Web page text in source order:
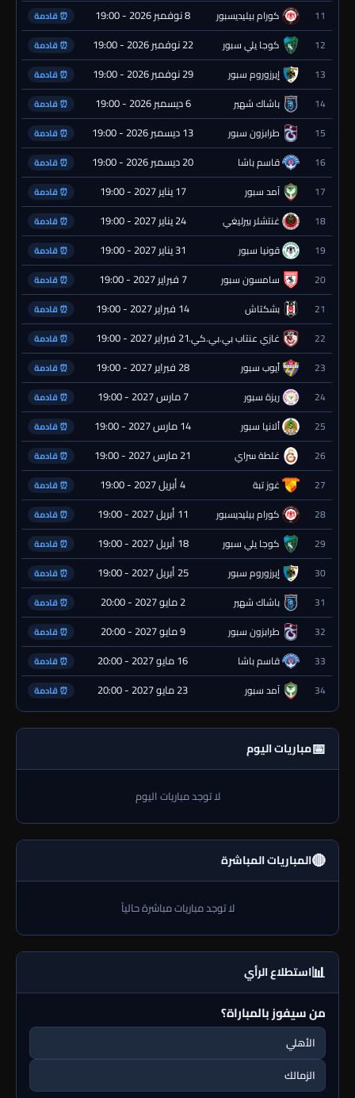
11 كورام بيليديسبور 8 نوفمبر 2026 - 19:00 ⏰ قادمة
12 كوجا يلي سبور 22 نوفمبر 2026 - 19:00 ⏰ قادمة
13 إيرزوروم سبور 29 نوفمبر 2026 - 19:00 ⏰ قادمة
14 باشاك شهير 6 ديسمبر 2026 - 19:00 ⏰ قادمة
15 طرابزون سبور 13 ديسمبر 2026 - 19:00 ⏰ قادمة
16 قاسم باشا 20 ديسمبر 2026 - 19:00 ⏰ قادمة
17 آمد سبور 17 يناير 2027 - 19:00 ⏰ قادمة
18 غنتشلر بيرليغي 24 يناير 2027 - 19:00 ⏰ قادمة
19 قونيا سبور 31 يناير 2027 - 19:00 ⏰ قادمة
20 سامسون سبور 7 فبراير 2027 - 19:00 ⏰ قادمة
21 بشكتاش 14 فبراير 2027 - 19:00 ⏰ قادمة
22 غازي عنتاب بي.بي.كي.21 فبراير 2027 - 19:00 ⏰ قادمة
23 أيوب سبور 28 فبراير 2027 - 19:00 ⏰ قادمة
24 ريزة سبور 7 مارس 2027 - 19:00 ⏰ قادمة
25 ألانيا سبور 14 مارس 2027 - 19:00 ⏰ قادمة
26 غلطة سراي 21 مارس 2027 - 19:00 ⏰ قادمة
27 غوز تبة 4 أبريل 2027 - 19:00 ⏰ قادمة
28 كورام بيليديسبور 11 أبريل 2027 - 19:00 ⏰ قادمة
29 كوجا يلي سبور 18 أبريل 2027 - 19:00 ⏰ قادمة
30 إيرزوروم سبور 25 أبريل 2027 - 19:00 ⏰ قادمة
31 باشاك شهير 2 مايو 2027 - 20:00 ⏰ قادمة
32 طرابزون سبور 9 مايو 2027 - 20:00 ⏰ قادمة
33 قاسم باشا 16 مايو 2027 - 20:00 ⏰ قادمة
34 آمد سبور 23 مايو 2027 - 20:00 ⏰ قادمة
📅مباريات اليوم
لا توجد مباريات اليوم
🔴المباريات المباشرة
لا توجد مباريات مباشرة حالياً
📊استطلاع الرأي
من سيفوز بالمباراة؟
الأهلي
الزمالك